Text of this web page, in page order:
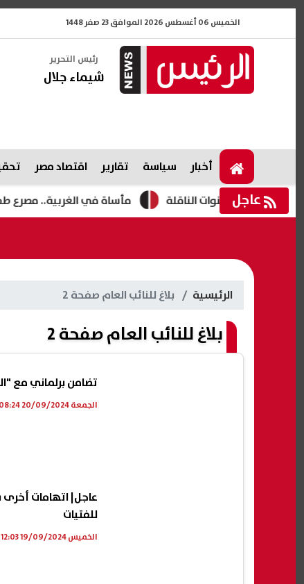
الخميس 06 أغسطس 2026 الموافق 23 صفر 1448
رئيس التحرير
شيماء جلال
أخبار سياسة تقارير اقتصاد مصر
عاجل مأساة في الغربية.. مصرع طفلين غرقًا
الرئيسية بلاغ للنائب العام صفحة 2
بلاغ للنائب العام صفحة 2
تضامن برلماني مع
الجمعة 20/09/2024 08:24 م
عاجل| اتهامات أخرى
للفتيات
الخميس 19/09/2024 12:03 م